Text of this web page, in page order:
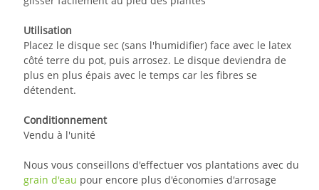
Utilisation
Placez le disque sec (sans l'humidifier) face avec le latex
côté terre du pot, puis arrosez. Le disque deviendra de
plus en plus épais avec le temps car les fibres se
détendent.
Conditionnement
Vendu à l'unité
Nous vous conseillons d'effectuer vos plantations avec du
grain d'eau pour encore plus d'économies d'arrosage